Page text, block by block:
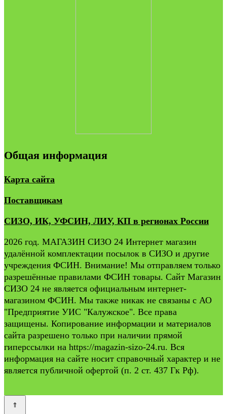
Общая информация
Карта сайта
Поставщикам
СИЗО, ИК, УФСИН, ЛИУ, КП в регионах России
2026 год. МАГАЗИН СИЗО 24 Интернет магазин
удалённой комплектации посылок в СИЗО и другие
учреждения ФСИН. Внимание! Мы отправляем только
разрешённые правилами ФСИН товары. Сайт Магазин
СИЗО 24 не является официальным интернет-
магазином ФСИН. Мы также никак не связаны с АО
"Предприятие УИС "Калужское". Все права
защищены. Копирование информации и материалов
сайта разрешено только при наличии прямой
гиперссылки на https://magazin-sizo-24.ru. Вся
информация на сайте носит справочный характер и не
является публичной офертой (п. 2 ст. 437 Гк Рф).